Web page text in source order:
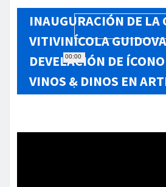
00:00
INAUGURACIÓN DE LA
VITIVINÍCOLA
DEVELACIÓN DE
VINOS & DINOS EN